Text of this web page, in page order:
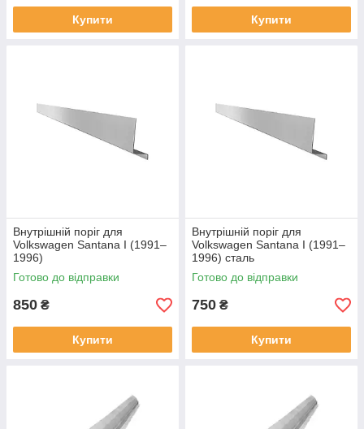
Купити Купити
Внутрішній поріг для
Volkswagen Santana I (1991–
1996)
Готово до відправки
850 ₴
Купити
Внутрішній поріг для
Volkswagen Santana I (1991–
1996) сталь
Готово до відправки
750 ₴
Купити